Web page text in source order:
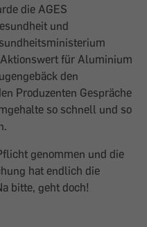
die AGES
und
für Aluminium
den
Produzenten Gespräche
so schnell und so
genommen und die
hat endlich die
bitte, geht doch!